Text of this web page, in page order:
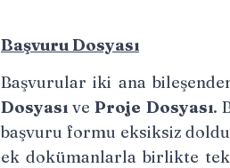
Başvuru Dosyası
Başvurular iki ana
Dosyası veProje Dosyası.
başvuru formu eksiksiz
ek dokümanlarla birlikte tek